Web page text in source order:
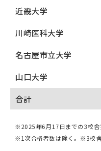
近畿大学
川崎医科大学
名古屋市立大学
山口大学
合計
※2025年6月17日までの3校舎
※1次合格者数は除く。※3校舎